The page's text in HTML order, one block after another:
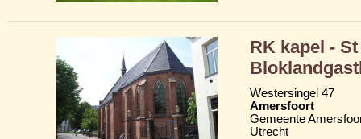
RK kapel -
Westersingel 47
Amersfoort
Gemeente
Utrecht